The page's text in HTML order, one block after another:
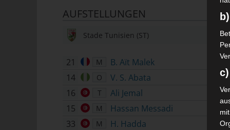
AUFSTELLUNGEN
Stade Tunisien (ST)
21 M B. Aït Malek
14 O V. S. Abata
16 T
Ali Jemal
15
M
Hassan Messadi
33
M
H. Hadda